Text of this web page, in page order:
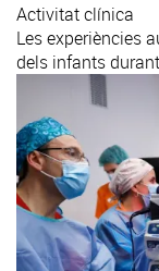
Activitat clínica
Les experiències
dels infants